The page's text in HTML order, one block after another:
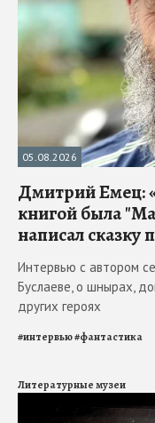
05.08.2026
Дмитрий Емец:
книгой была
написал сказку
Интервью с автором
Буслаеве, о шнырах,
других героях
#интервью#фантастика
Литературные музеи